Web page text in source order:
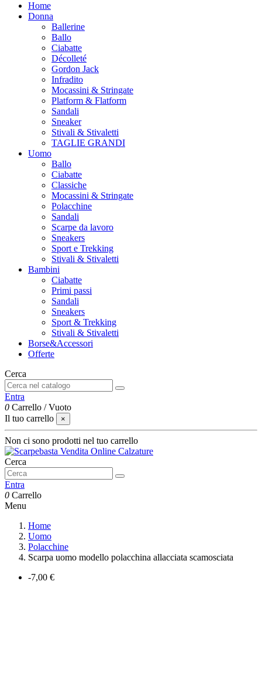
Home
Donna
Ballerine
Ballo
Ciabatte
Décolleté
Gordon Jack
Infradito
Mocassini & Stringate
Platform & Flatform
Sandali
Sneaker
Stivali & Stivaletti
TAGLIE GRANDI
Uomo
Ballo
Ciabatte
Classiche
Mocassini & Stringate
Polacchine
Sandali
Scarpe da lavoro
Sneakers
Sport e Trekking
Stivali & Stivaletti
Bambini
Ciabatte
Primi passi
Sandali
Sneakers
Sport & Trekking
Stivali & Stivaletti
Borse&Accessori
Offerte
Cerca
Entra
0 Carrello /Vuoto
Il tuo carrello
×
Non ci sono prodotti nel tuo carrello
Cerca
Entra
0 Carrello
Menu
Home
Uomo
Polacchine
Scarpa uomo modello polacchina allacciata scamosciata
-7,00 €